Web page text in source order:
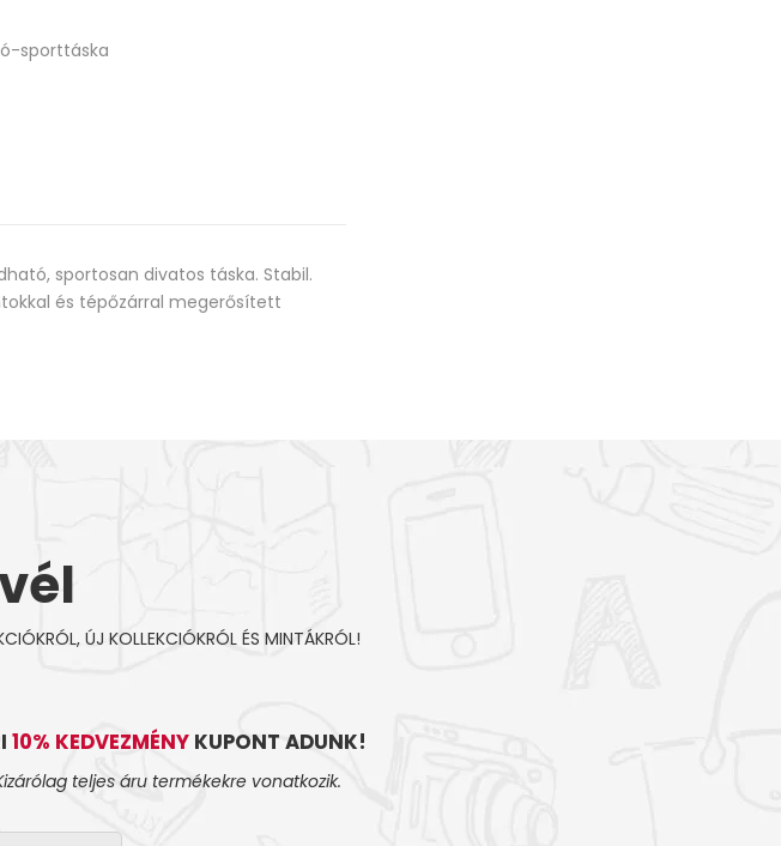
sporttáska
sportosan divatos táska. Stabil.
és tépőzárral megerősített
ÚJ KOLLEKCIÓKRÓL ÉS MINTÁKRÓL!
10% KEDVEZMÉNY KUPONT ADUNK!
teljes áru termékekre vonatkozik.